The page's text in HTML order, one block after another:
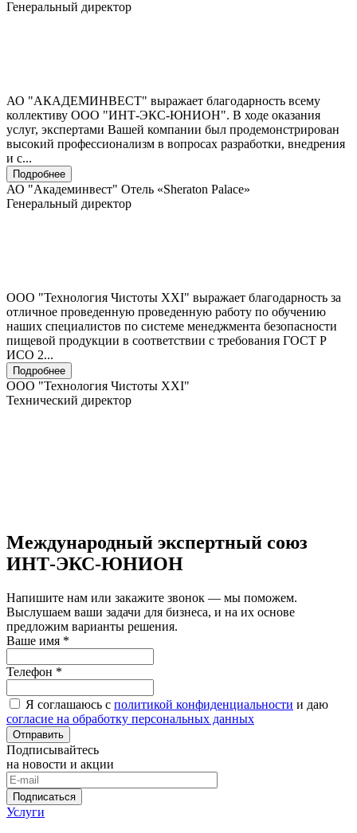
Генеральный директор
АО "АКАДЕМИНВЕСТ" выражает благодарность всему
коллективу ООО "ИНТ-ЭКС-ЮНИОН". В ходе оказания
услуг, экспертами Вашей компании был продемонстрирован
высокий профессионализм в вопросах разработки, внедрения
и с...
Подробнее
АО "Академинвест" Отель «Sheraton Palace»
Генеральный директор
ООО "Технология Чистоты XXI" выражает благодарность за
отличное проведенную проведенную работу по обучению
наших специалистов по системе менеджмента безопасности
пищевой продукции в соответствии с требования ГОСТ Р
ИСО 2...
Подробнее
ООО "Технология Чистоты XXI"
Технический директор
Международный экспертный союз
ИНТ-ЭКС-ЮНИОН
Напишите нам или закажите звонок — мы поможем.
Выслушаем ваши задачи для бизнеса, и на их основе
предложим варианты решения.
Ваше имя *
Телефон *
Я соглашаюсь с политикой конфиденциальности и даю
согласие на обработку персональных данных
Отправить
Подписывайтесь
на новости и акции
Подписаться
Услуги